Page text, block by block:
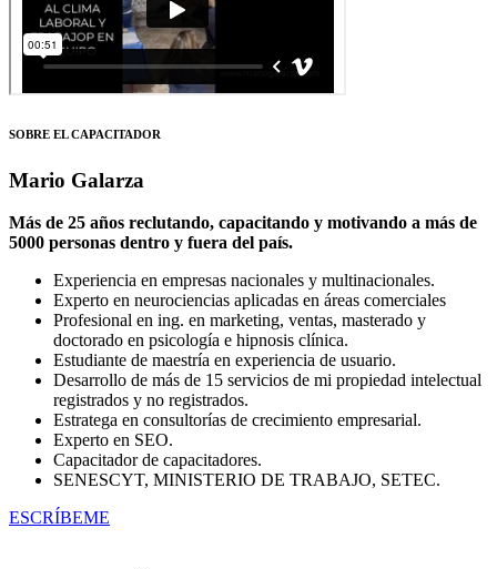
SOBRE EL CAPACITADOR
Mario Galarza
Más de 25 años reclutando, capacitando y motivando a más de
5000 personas dentro y fuera del país.
Experiencia en empresas nacionales y multinacionales.
Experto en neurociencias aplicadas en áreas comerciales
Profesional en ing. en marketing, ventas, masterado y
doctorado en psicología e hipnosis clínica.
Estudiante de maestría en experiencia de usuario.
Desarrollo de más de 15 servicios de mi propiedad intelectual
registrados y no registrados.
Estratega en consultorías de crecimiento empresarial.
Experto en SEO.
Capacitador de capacitadores.
SENESCYT, MINISTERIO DE TRABAJO, SETEC.
ESCRÍBEME